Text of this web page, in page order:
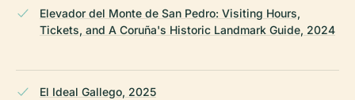
Elevador del Monte de San Pedro: Visiting Hours,
Tickets, and A Coruña's Historic Landmark Guide, 2024
El Ideal Gallego, 2025